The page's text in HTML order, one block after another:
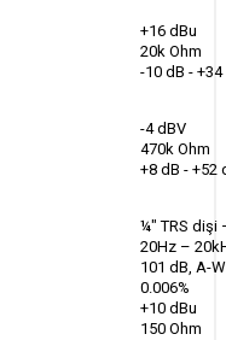
+16 dBu
20k Ohm
-10 dB - +34
-4 dBV
470k Ohm
+8 dB - +52
¼" TRS dişi
20Hz –
101 dB, A-
0.006%
+10 dBu
150 Ohm